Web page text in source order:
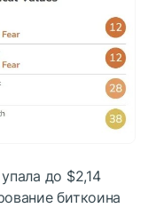
до $2,14
биткоина